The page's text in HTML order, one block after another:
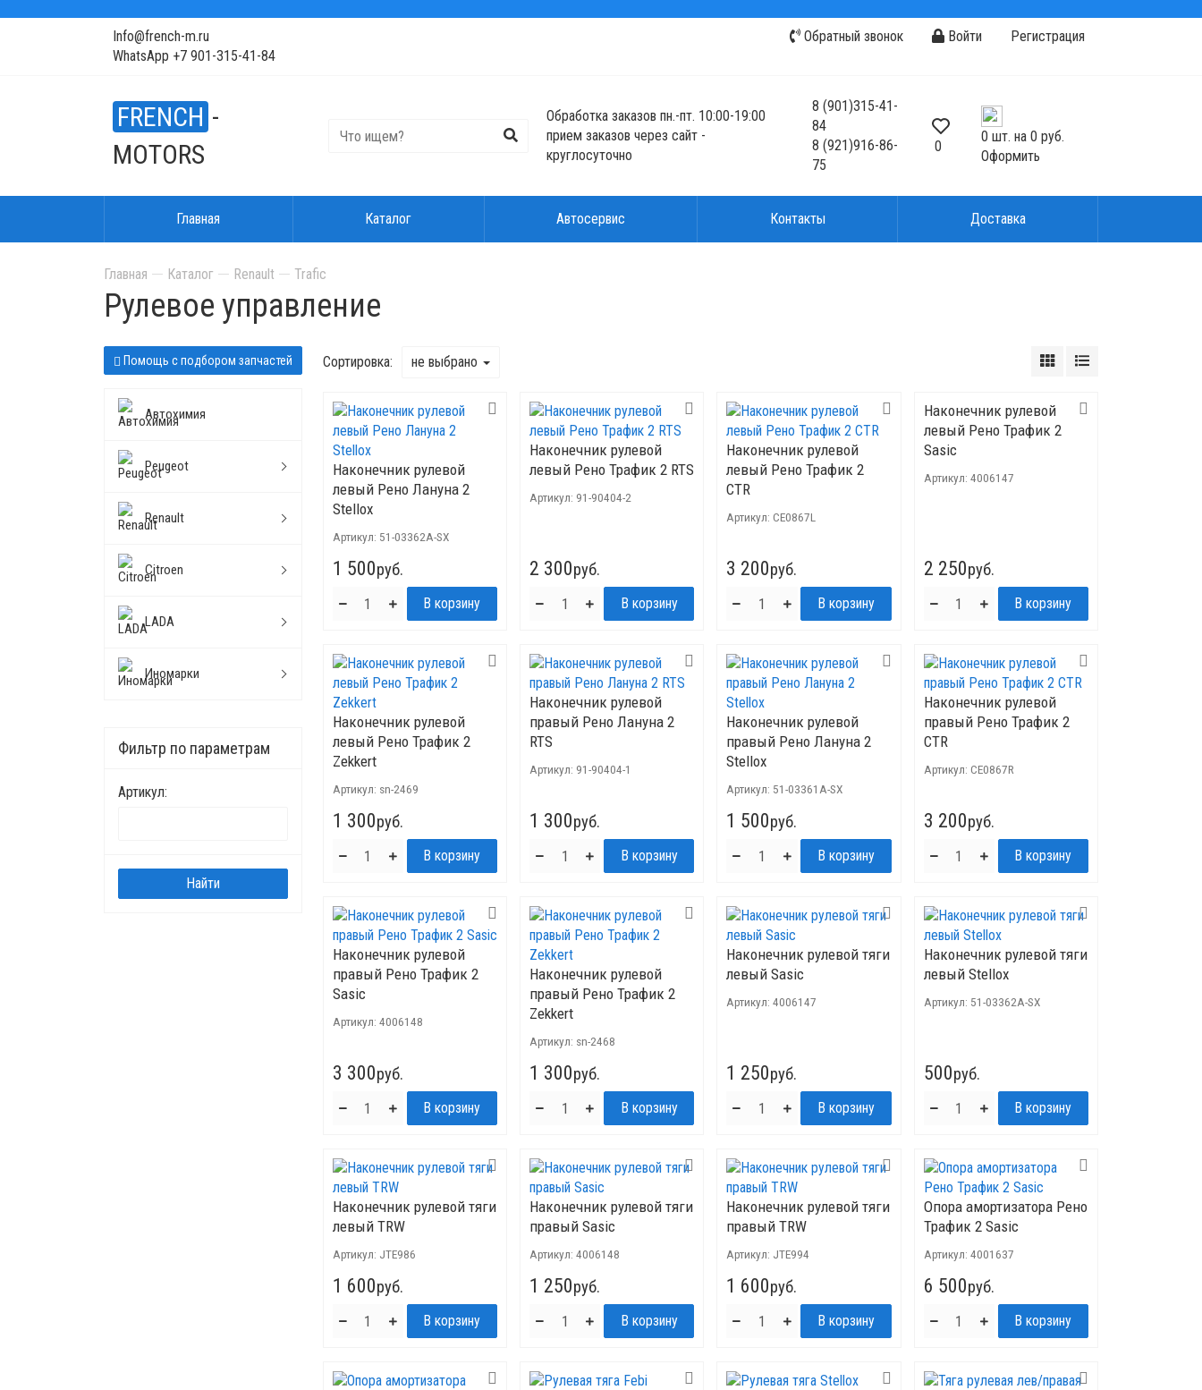
Info@french-m.ru
WhatsApp +7 901-315-41-84
Обратный звонок Войти Регистрация
FRENCH -
MOTORS
Обработка заказов пн.-пт. 10:00-19:00
прием заказов через сайт -
круглосуточно
8(901)315-41-
84
8(921)916-86-
75
0
0 шт. на 0 руб.
Оформить
Главная Каталог Автосервис Контакты Доставка
Главная Каталог Renault Trafic
Рулевое управление
Помощь с подбором запчастей
Автохимия
Peugeot
Renault
Citroen
LADA
Иномарки
Фильтр по параметрам
Артикул:
Сортировка: не выбрано
Наконечник рулевой
левый Рено Лануна 2
Stellox
Артикул: 51-03362A-SX
1 500руб.
Наконечник рулевой
левый Рено Трафик 2 RTS
Артикул: 91-90404-2
2 300руб.
Наконечник рулевой
левый Рено Трафик 2
CTR
Артикул:CE0867L
3 200руб.
Наконечник рулевой
левый Рено Трафик 2
Sasic
Артикул: 4006147
2 250руб.
Наконечник рулевой
левый Рено Трафик 2
Zekkert
Артикул: sn-2469
1 300руб.
Наконечник рулевой
правый Рено Лануна 2
RTS
Артикул: 91-90404-1
1 300руб.
Наконечник рулевой
правый Рено Лануна 2
Stellox
Артикул: 51-03361A-SX
1 500руб.
Наконечник рулевой
правый Рено Трафик 2
CTR
Артикул: CE0867R
3 200руб.
Наконечник рулевой
правый Рено Трафик 2
Sasic
Артикул: 4006148
3 300руб.
Наконечник рулевой
правый Рено Трафик 2
Zekkert
Артикул: sn-2468
1 300руб.
Наконечник рулевой тяги
левый Sasic
Артикул:4006147
1 250руб.
Наконечник рулевой тяги
левый Stellox
Артикул: 51-03362A-SX
500руб.
Наконечник рулевой тяги
левый TRW
Артикул: JTE986
1 600руб.
Наконечник рулевой тяги
правый Sasic
Артикул: 4006148
1 250руб.
Наконечник рулевой тяги
правый TRW
Артикул: JTE994
1 600руб.
Опора амортизатора Рено
Трафик 2 Sasic
Артикул: 4001637
6 500руб.